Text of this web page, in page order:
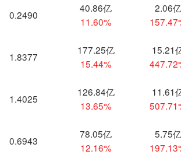
0.2490
40.86亿
11.60%
2.06亿
1.8377
177.25亿
15.44%
15.21
1.4025
126.84亿
13.65%
11.61
0.6943
78.05亿
12.16%
5.75亿